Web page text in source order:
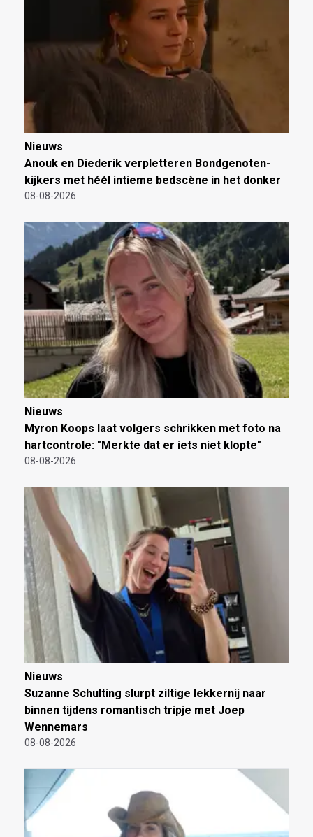
Nieuws
Anouk en Diederik verpletteren Bondgenoten-
kijkers met héél intieme bedscène in het donker
08-08-2026
Nieuws
Myron Koops laat volgers schrikken met foto na
hartcontrole: "Merkte dat er iets niet klopte"
08-08-2026
Nieuws
Suzanne Schulting slurpt ziltige lekkernij naar
binnen tijdens romantisch tripje met Joep
Wennemars
08-08-2026